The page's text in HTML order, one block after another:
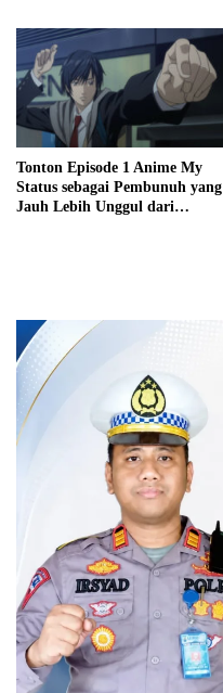
Tonton Episode 1 Anime My
Status sebagai Pembunuh yang
Jauh Lebih Unggul dari